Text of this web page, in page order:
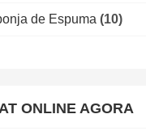
de Espuma (10)
ONLINE AGORA